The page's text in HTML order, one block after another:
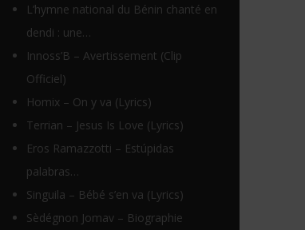
L’hymne national du Bénin chanté en
dendi : une…
Innoss’B – Avertissement (Clip
Officiel)
Homix – On y va (Lyrics)
Terrian – Jesus Is Love (Lyrics)
Eros Ramazzotti – Estúpidas
palabras…
Singuila – Bébé s’en va (Lyrics)
Sèdégnon Jomav – Biographie